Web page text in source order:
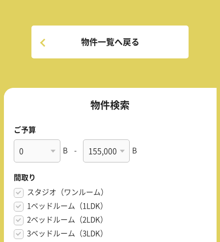
物件一覧へ戻る
物件検索
ご予算
B - B
間取り
スタジオ（ワンルーム）
1ベッドルーム（1LDK）
2ベッドルーム（2LDK）
3ベッドルーム（3LDK）